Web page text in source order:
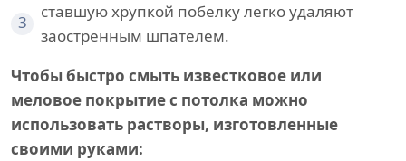
3
ставшую хрупкой побелку легко удаляют
заостренным шпателем.
Чтобы быстро смыть известковое или
меловое покрытие с потолка можно
использовать растворы, изготовленные
своими руками: